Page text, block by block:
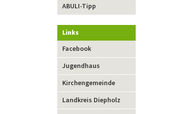
ABULI-Tipp
Links
Navigation
überspringen
Facebook
Jugendhaus
Kirchengemeinde
Landkreis Diepholz